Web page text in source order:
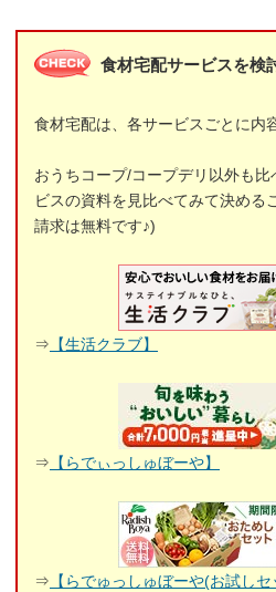
食材宅配サービスを検
食材宅配は、各サービスごとに内
おうちコープ/コープデリ以外も
ビスの資料を見比べてみて決める
請求は無料です♪)
⇒ 【生活クラブ】
⇒ 【らでぃっしゅぼーや】
⇒ 【らでゅっしゅぼーや(お試しセ